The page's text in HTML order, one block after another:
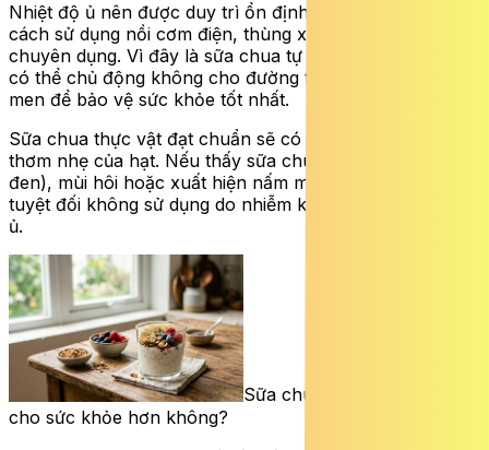
Nhiệt độ ủ nên được duy trì ổn định ở mức 40°C bằng
cách sử dụng nồi cơm điện, thùng xốp hoặc máy làm
chuyên dụng. Vì đây là sữa chua tự làm, bạn hoàn toàn
có thể chủ động không cho đường trong quá trình lên
men để bảo vệ sức khỏe tốt nhất.
Sữa chua thực vật đạt chuẩn sẽ có mùi chua thanh,
thơm nhẹ của hạt. Nếu thấy sữa chua có màu lạ (hồng,
đen), mùi hôi hoặc xuất hiện nấm mốc trên bề mặt,
tuyệt đối không sử dụng do nhiễm khuẩn trong quá trình
ủ.
Sữa chua từ thực vật có tốt
cho sức khỏe hơn không?